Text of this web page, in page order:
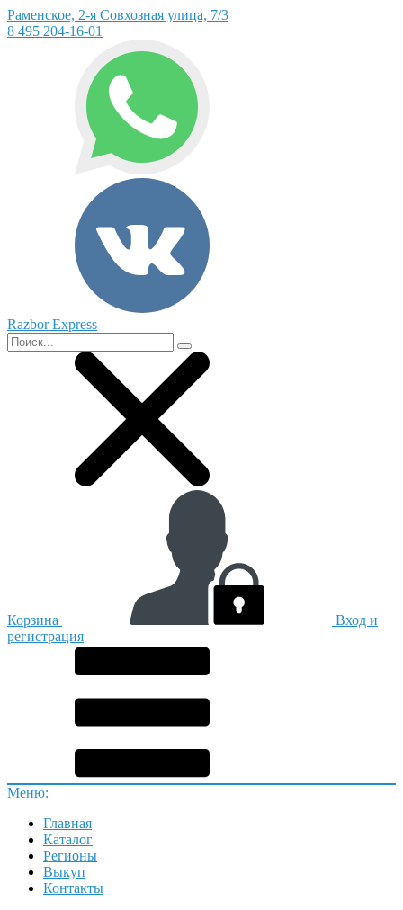
Раменское, 2-я Совхозная улица, 7/3
8 495 204-16-01
Razbor Express
Корзина
Вход и
регистрация
Меню:
Главная
Каталог
Регионы
Выкуп
Контакты